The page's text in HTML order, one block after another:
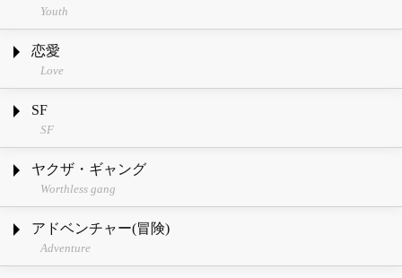
Youth
恋愛
Love
SF
SF
ヤクザ・ギャング
Worthless gang
アドベンチャー(冒険)
Adventure